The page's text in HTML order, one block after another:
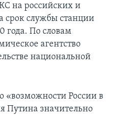
на российских и
срок службы станции
года. По словам
агентство
национальной
«возможности России в
Путина значительно